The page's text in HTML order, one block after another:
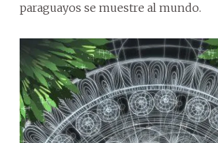
paraguayos se muestre al mundo.